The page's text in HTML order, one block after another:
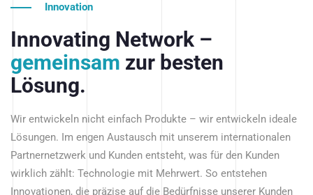
Innovation
Innovating Network –
gemeinsam zur besten
Lösung.
Wir entwickeln nicht einfach Produkte – wir entwickeln ideale
Lösungen. Im engen Austausch mit unserem internationalen
Partnernetzwerk und Kunden entsteht, was für den Kunden
wirklich zählt: Technologie mit Mehrwert. So entstehen
Innovationen, die präzise auf die Bedürfnisse unserer Kunden